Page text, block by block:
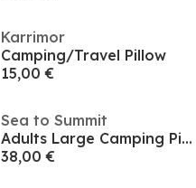
Karrimor
Camping/Travel Pillow
15,00 €
Sea to Summit
Adults Large Camping Pillows
38,00 €